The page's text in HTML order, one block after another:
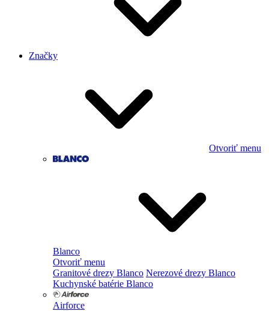
Značky
Otvoriť menu
Blanco
Otvoriť menu
Granitové drezy Blanco Nerezové drezy Blanco
Kuchynské batérie Blanco
Airforce